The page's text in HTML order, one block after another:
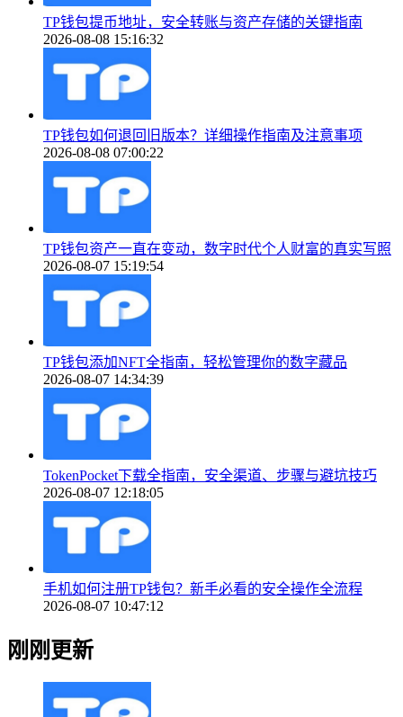
TP钱包提币地址，安全转账与资产存储的关键指南
2026-08-08 15:16:32
TP钱包如何退回旧版本？详细操作指南及注意事项
2026-08-08 07:00:22
TP钱包资产一直在变动，数字时代个人财富的真实写照
2026-08-07 15:19:54
TP钱包添加NFT全指南，轻松管理你的数字藏品
2026-08-07 14:34:39
TokenPocket下载全指南，安全渠道、步骤与避坑技巧
2026-08-07 12:18:05
手机如何注册TP钱包？新手必看的安全操作全流程
2026-08-07 10:47:12
刚刚更新